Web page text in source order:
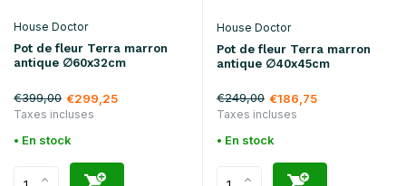
House Doctor
Pot de fleur Terra marron
antique ∅60x32cm
€399,00 €299,25
Taxes incluses
• En stock
House Doctor
Pot de fleur Terra marron
antique ∅40x45cm
€249,00 €186,75
Taxes incluses
• En stock